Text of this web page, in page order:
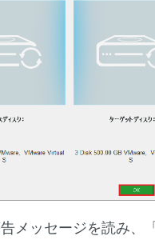
メッセージを読み、「